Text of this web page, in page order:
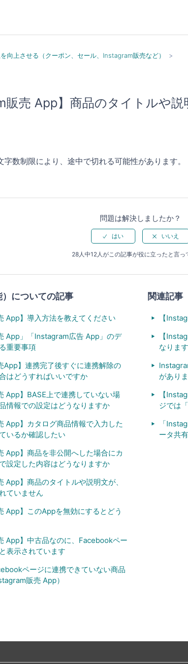
向上させる（クーポン、セール、Instagram販売など）
販売 App】商品のタイトルや
数制限により、途中で切れる可能性があります。
問題は解決しましたか？
28人中12人がこの記事が役に立ったと言っ
についての記事
App】導入方法を教えてください
App」「Instagram広告 App」のデ
重要事項
App】連携完了後すぐに連携解除の
はどうすればいいですか
App】BASE上で連携していない場
情報での設定はどうなりますか
App】カタログ商品情報で入力した
いるか確認したい
App】商品を非公開へした場合にカ
設定した内容はどうなりますか
App】商品のタイトルや説明文が、
ていません
App】このAppを無効にするとどう
App】中古品なのに、Facebookペー
表示されています
ページに連携できていない商品
販売 App）
関連記事
【
【
なりま
があり
【
ジでは
「
ータ共